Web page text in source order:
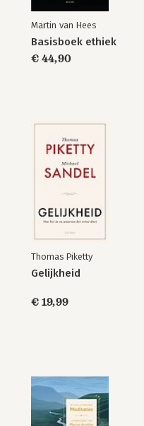
The Better Angels
of Our Nature
Martin van Hees
Basisboek ethiek
€ 44,90
Thomas Piketty
Gelijkheid
€ 19,99